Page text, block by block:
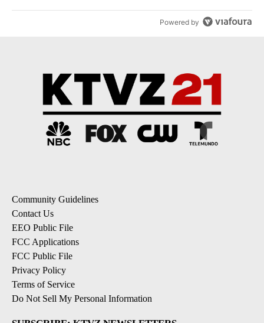
Powered by
Community Guidelines
Contact Us
EEO Public File
FCC Applications
FCC Public File
Privacy Policy
Terms of Service
Do Not Sell My Personal Information